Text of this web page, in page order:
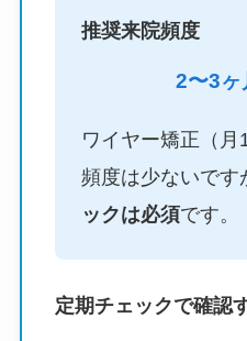
推奨来院頻度
2〜3ヶ
ワイヤー矯正（
頻度は少ないです
ックは必須です。
定期チェックで確認